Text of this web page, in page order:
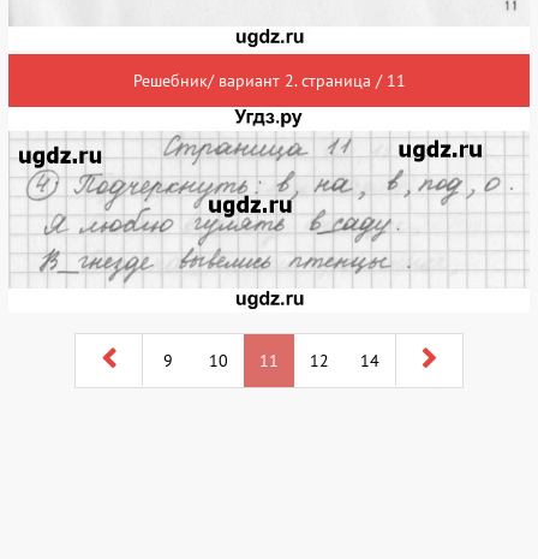
Решебник/ вариант 2. страница / 11
9 10 11 12 14